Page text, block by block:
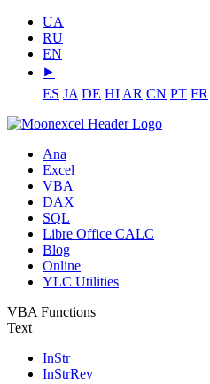
UA
RU
EN
⯈
ES JA DE HI AR CN PT FR
Ana
Excel
VBA
DAX
SQL
Libre Office CALC
Blog
Online
YLC Utilities
VBA Functions
Text
InStr
InStrRev